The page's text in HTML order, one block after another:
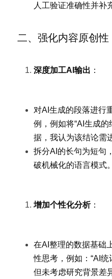
人工验证准确性并补
二、强化内容原创性
深度加工AI输出 ：
对AI生成的段落进行
例，例如将“AI生成的
据，我认为该结论需
拆分AI的长句为短句
破机械化的语言模式。
增加个性化分析：
在AI整理的数据基础
性思考，例如：“AI统
但未考虑研究背景差